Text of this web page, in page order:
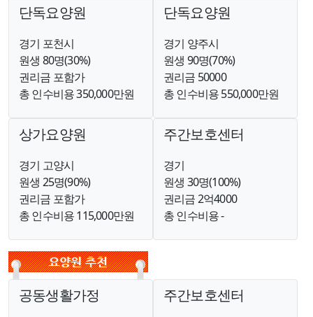
단독요양원
경기 포천시
원생 80명(30%)
권리금 포함가
총 인수비용 350,000만원
단독요양원
경기 양주시
원생 90명(70%)
권리금 50000
총 인수비용 550,000만원
상가요양원
경기 고양시
원생 25명(90%)
권리금 포함가
총 인수비용 115,000만원
주간보호센터
경기
원생 30명(100%)
권리금 2억4000
총 인수비용 -
공동생활가정 주간보호센터